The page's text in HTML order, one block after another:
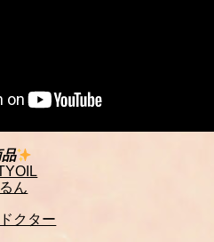
ん
クター